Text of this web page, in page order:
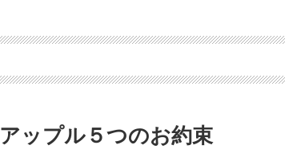
アップル５つのお約束